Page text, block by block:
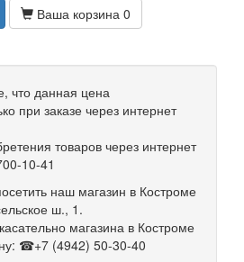
Ваша корзина 0
что данная цена
при заказе через интернет
товаров через интернет
10-41
наш магазин в Костроме
ш., 1.
магазина в Костроме
☎+7 (4942) 50-30-40